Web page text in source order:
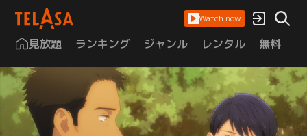
Watch now
見放題 ランキング ジャンル レンタル 無料